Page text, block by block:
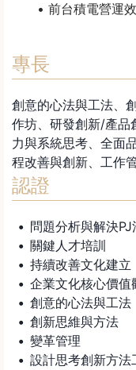
前台積電營運
專長
創意的心法與工法、
作坊、研發創新/產品
力與系統思考、全面
程改善與創新、工作
認證
問題分析與解決PJ
關鍵人才培訓
持續改善文化建立
企業文化核心價值
創意的心法與工法
創新思維與方法
變革管理
設計思考創新方法